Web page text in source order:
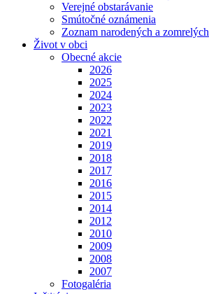
Verejné obstarávanie
Smútočné oznámenia
Zoznam narodených a zomrelých
Život v obci
Obecné akcie
2026
2025
2024
2023
2022
2021
2019
2018
2017
2016
2015
2014
2012
2010
2009
2008
2007
Fotogaléria